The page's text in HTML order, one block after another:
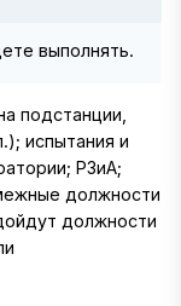
выполнять.
подстанции,
испытания и
РЗиА;
должности
должности